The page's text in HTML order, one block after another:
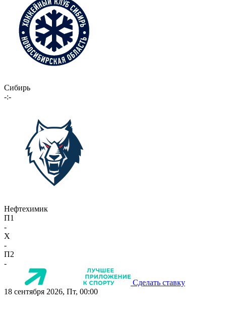
Сибирь
-:-
Нефтехимик
П1
-
X
-
П2
-
Сделать ставку
18 сентября 2026, Пт, 00:00